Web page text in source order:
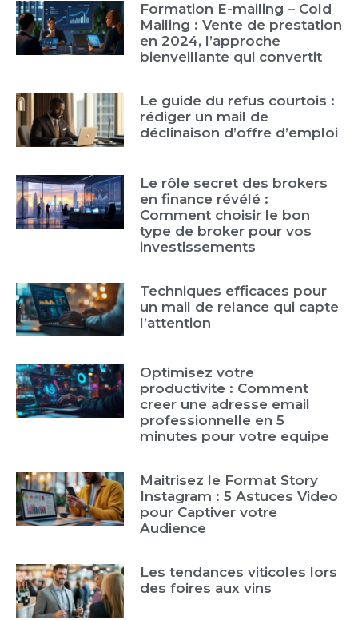
Formation E-mailing – Cold
Mailing : Vente de prestation
en 2024, l’approche
bienveillante qui convertit
Le guide du refus courtois :
rédiger un mail de
déclinaison d’offre d’emploi
Le rôle secret des brokers
en finance révélé :
Comment choisir le bon
type de broker pour vos
investissements
Techniques efficaces pour
un mail de relance qui capte
l’attention
Optimisez votre
productivite : Comment
creer une adresse email
professionnelle en 5
minutes pour votre equipe
Maitrisez le Format Story
Instagram : 5 Astuces Video
pour Captiver votre
Audience
Les tendances viticoles lors
des foires aux vins